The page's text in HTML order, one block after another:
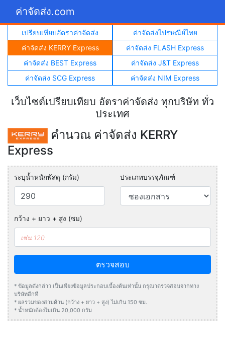
ค่าจัดส่ง.com
เปรียบเทียบอัตราค่าจัดส่ง
ค่าจัดส่งไปรษณีย์ไทย
ค่าจัดส่ง KERRY Express
ค่าจัดส่ง FLASH Express
ค่าจัดส่ง BEST Express
ค่าจัดส่ง J&T Express
ค่าจัดส่ง SCG Express
ค่าจัดส่ง NIM Express
เว็บไซต์เปรียบเทียบ อัตราค่าจัดส่ง ทุกบริษัท ทั่ว
ประเทศ
คำนวณ ค่าจัดส่ง KERRY
Express
ระบุน้ำหนักพัสดุ (กรัม) ประเภทบรรจุภัณฑ์
กว้าง + ยาว + สูง (ซม)
ตรวจสอบ
* ข้อมูลดังกล่าว เป็นเพียงข้อมูลประกอบเบื้องต้นเท่านั้น กรุณาตรวจสอบจากทาง
บริษัทอีกที
* ผลรวมของสามด้าน (กว้าง + ยาว + สูง) ไม่เกิน 150 ซม.
* น้ำหนักต้องไมเกิน 20,000 กรัม